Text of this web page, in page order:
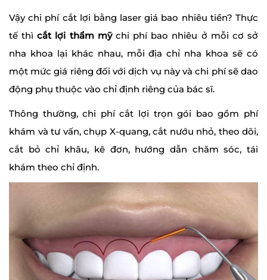
Vậy chi phí cắt lợi bằng laser giá bao nhiêu tiền? Thực
tế thìcắt lợi thẩm mỹchi phí bao nhiêu ở mỗi cơ sở
nha khoa lại khác nhau, mỗi địa chỉ nha khoa sẽ có
một mức giá riêng đối với dịch vụ này và chi phí sẽ dao
động phụ thuộc vào chỉ định riêng của bác sĩ.
Thông thường, chi phí cắt lợi trọn gói bao gồm phí
khám và tư vấn, chụp X-quang, cắt nướu nhỏ, theo dõi,
cắt bỏ chỉ khâu, kê đơn, hướng dẫn chăm sóc, tái
khám theo chỉ định.